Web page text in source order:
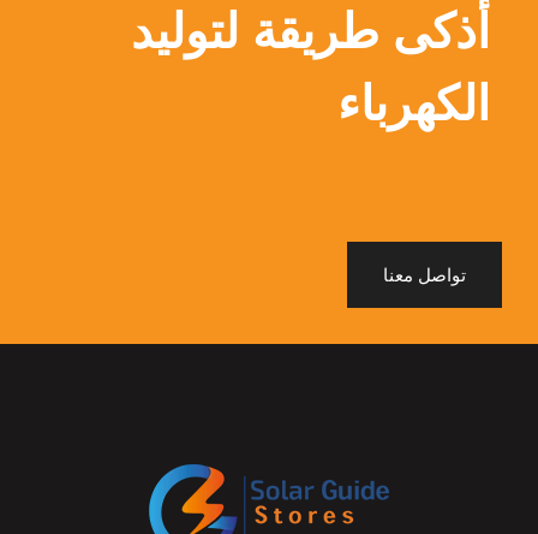
أذكى طريقة لتوليد
الكهرباء
تواصل معنا